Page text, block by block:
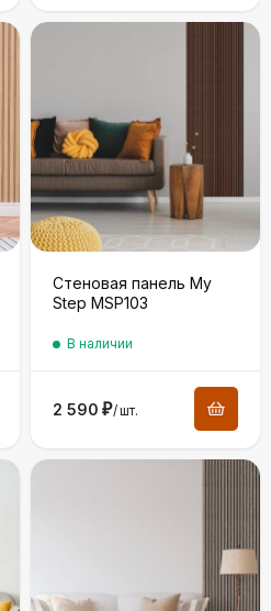
Стеновая панель My
Step MSP103
В наличии
2 590 ₽/шт.